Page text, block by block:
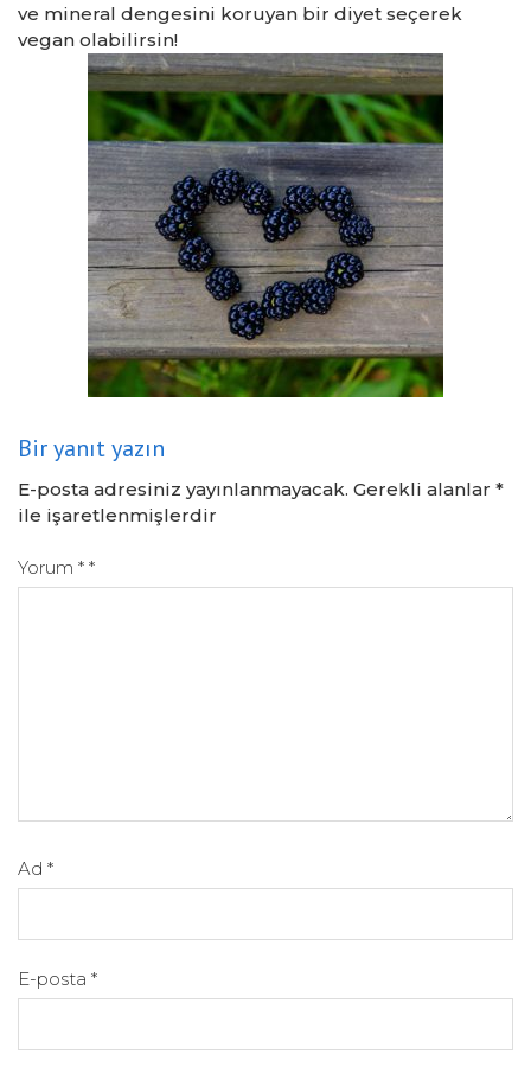
ve mineral dengesini koruyan bir diyet seçerek
vegan olabilirsin!
Bir yanıt yazın
E-posta adresiniz yayınlanmayacak. Gerekli alanlar *
ile işaretlenmişlerdir
Yorum * *
Ad *
E-posta *